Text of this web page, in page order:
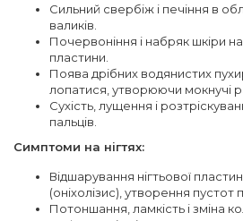
Сильний свербіж і печіння в
валиків.
Почервоніння і набряк шкіри
пластини.
Поява дрібних водянистих
лопатися, утворюючи мокнучі
Сухість, лущення і
пальців.
Симптоми на нігтях:
Відшарування нігтьової
(оніхолізис), утворення пустот
Потоншання, ламкість і зміна